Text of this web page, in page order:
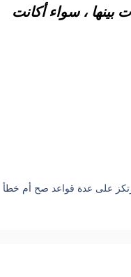
، سواء أكانت
ترتكز على عدة قواعد صح أم خطأ